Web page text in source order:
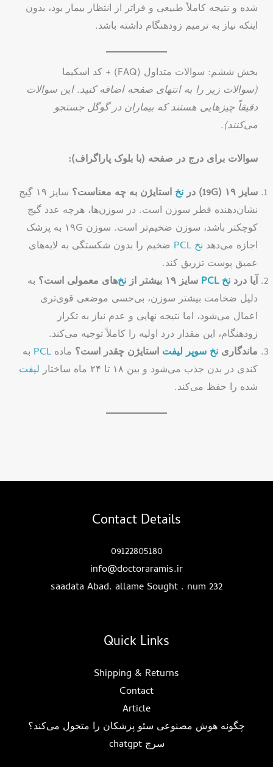
شده و نتیجه کاملاً طبیعی و فراتر از انتظار بیمار بود، بدون
اینکه نیاز به ترمیم زودهنگام داشته باشد.
بخش ششم: سوالات متداول (FAQ) + کد اسکیما
(سوالات زیر را به انتهای صفحه اضافه کنید. این سوالات
دقیقاً چیزهایی هستند که بیماران در گوگل جستجو
می‌کنند).
سوالات برای درج در صفحه (با بلوک پاراگراف):
سایز ۱۹ (19G) در نخ استایژن به چه معناست؟
سایز ۱۹ گِیج
نشان‌دهنده قطر سوزن است. در سوزن‌ها، هرچه عدد گیج
کوچکتر باشد، سوزن ضخیم‌تر است. سوزن ۱۹G به پزشک
اجازه می‌دهد نخ PCL ضخیم را بدون شکستگی به لایه‌های
عمیق پوست تزریق کند.
آیا دردنخ PCL سایز ۱۹ بیشتر از نخ‌های معمولی است؟ به
دلیل ضخامت بیشتر سوزن، بی‌حسی موضعی قوی‌تری
اعمال می‌شود، اما نتیجه نهایی و عدم نیاز به تکرار
زودهنگام، این مقدار درد اولیه را کاملاً توجیه می‌کند.
ماندگارینخ سوپر لیفت استایژن چقدر است؟ مادهPCL به
کندی در بدن جذب می‌شود و بین ۱۸ تا ۲۴ ماه ساختار
لیفت
شده را حفظ می‌کند.
Contact Details
09122805180
info@doctoraramis.ir
saadata Abad. allame Sought . num 232
Quick Links
Shipping & Returns
Contact
Article
چگونه هوش مصنوعی سئو پزشکان را متحول می‌کند؟
سرچ chatgpt